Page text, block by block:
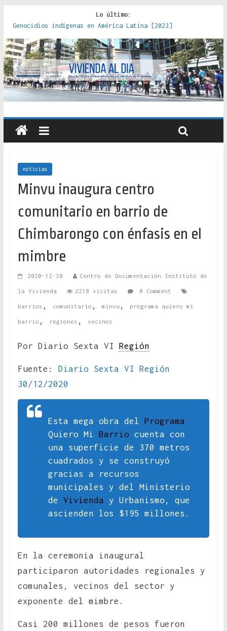
Lo último:
Genocidios indígenas en América Latina [2023]
Estudios sobre la espacialización de los Estados :
políticas, prácticas y representaciones [2022]
Donde el pedernal choca con el acero : hacia una teoría
crítica de las fronteras latinoamericanas [2020]
Criterios técnicos para una vivienda adecuada [2019]
Red de consultorios de la Caja del Seguro Obrero en
Santiago : un patrimonio emblemático [2014]
noticias
Minvu inaugura centro
comunitario en barrio de
Chimbarongo con énfasis en el
mimbre
2020-12-30 Centro de Documentación Instituto de
la Vivienda 2218 visitas 0 Comment
barrios , comunitario , minvu , programa quiero mi
barrio , regiones , vecinos
Por Diario Sexta VI Región
Fuente: Diario Sexta VI Región
30/12/2020
Esta mega obra del Programa
Quiero Mi Barrio cuenta con
una superficie de 370 metros
cuadrados y se construyó
gracias a recursos
municipales y del Ministerio
de Vivienda y Urbanismo, que
ascienden los $195 millones.
En la ceremonia inaugural
participaron autoridades regionales y
comunales, vecinos del sector y
exponente del mimbre.
Casi 200 millones de pesos fueron